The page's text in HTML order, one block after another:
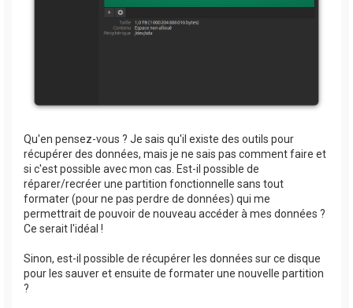
Qu'en pensez-vous ? Je sais qu'il existe des outils pour
récupérer des données, mais je ne sais pas comment faire et
si c'est possible avec mon cas. Est-il possible de
réparer/recréer une partition fonctionnelle sans tout
formater (pour ne pas perdre de données) qui me
permettrait de pouvoir de nouveau accéder à mes données ?
Ce serait l'idéal !
Sinon, est-il possible de récupérer les données sur ce disque
pour les sauver et ensuite de formater une nouvelle partition
?